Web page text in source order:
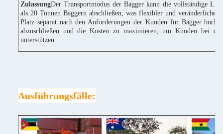
ZulassungDer Transportmodus der Bagger kann die vollständige
als 20 Tonnen Baggern abschließen, was flexibler und veränderlicher
Platz separat nach den Anforderungen der Kunden für Bagger
abzuschließen und die Kosten zu maximieren, um Kunden bei
unterstützen
Ausführungsfälle: